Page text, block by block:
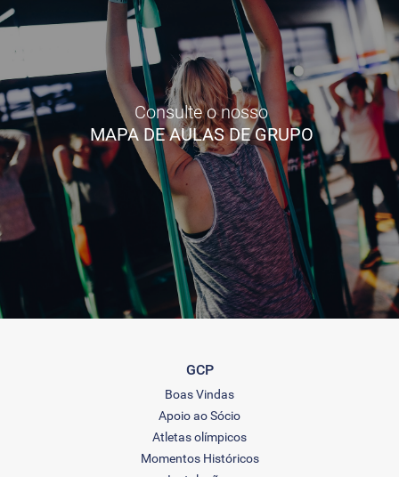
Consulte o nosso
MAPA DE AULAS DE GRUPO
GCP
Boas Vindas
Apoio ao Sócio
Atletas olímpicos
Momentos Históricos